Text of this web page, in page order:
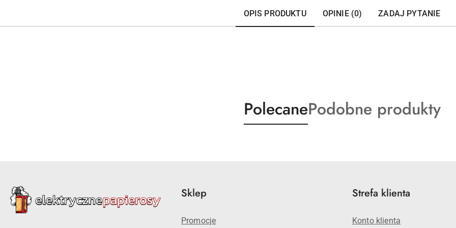
OPIS PRODUKTU OPINIE (0) ZADAJ PYTANIE
Produkty
o
PolecaneProdukty
o
Podobne produkty
Sklep
Promocje
Strefa klienta
Konto klienta